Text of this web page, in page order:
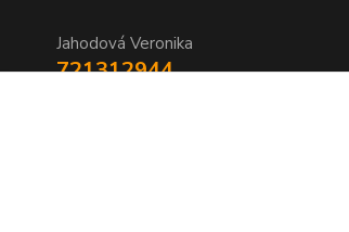
Jahodová Veronika
721312944